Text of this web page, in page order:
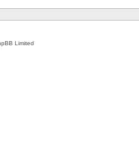
Limited